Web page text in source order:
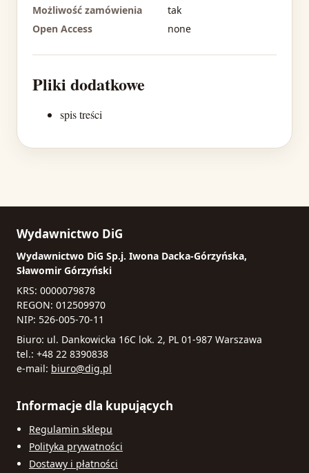
Możliwość zamówienia
tak
Open Access
none
Pliki dodatkowe
spis treści
Wydawnictwo DiG
Wydawnictwo DiG Sp.j. Iwona Dacka-Górzyńska,
Sławomir Górzyński
KRS: 0000079878
REGON: 012509970
NIP: 526-005-70-11
Biuro: ul. Dankowicka 16C lok. 2, PL 01-987 Warszawa
tel.: +48 22 8390838
e-mail: biuro@dig.pl
Informacje dla kupujących
Regulamin sklepu
Polityka prywatności
Dostawy i płatności